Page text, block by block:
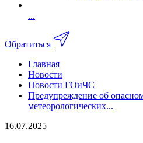
...
Обратиться
Главная
Новости
Новости ГОиЧС
Предупреждение об
метеорологических...
16.07.2025